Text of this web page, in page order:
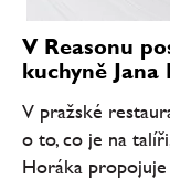
V Reasonu
kuchyně
V pražské
o to, co je na
Horáka